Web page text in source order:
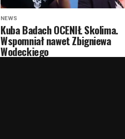
NEWS
Kuba Badach OCENIŁ Skolima.
Wspomniał nawet Zbigniewa
Wodeckiego